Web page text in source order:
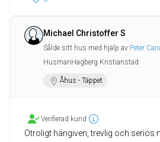
Michael Christoffer S
Sålde sitt hus med hjälp av Peter
HusmanHagberg Kristianstad
Åhus - Täppet
Verifierad kund
Otroligt hängiven, trevlig och seriös